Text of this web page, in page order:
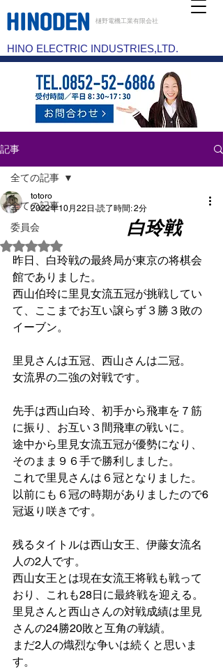
樋野電機工業有限会社
HINO ELECTRIC INDUSTRIES,LTD.
記事
全ての記事
委員会
全ての記事
白玲戦
totoro
2022年10月22日 読了時間: 2分
5つ星のうちNaNと評価されています。
昨日、白玲戦の最終局が東京の将棋会
館でありました。
西山伯玲に里見女流五冠が挑戦してい
て、ここまでお互い譲らず３勝３敗の
イーブン。
里見さんは五冠、西山さんは二冠。
女流界の二強の対戦です。
先手は西山白玲、初手から飛車を７筋
に振り、お互い３間飛車の戦いに。
途中から里見女流五冠が優勢になり、
そのまま９６手で勝利しました。
これで里見さんは６冠となりました。
以前にも６冠の時期がありましたので6
冠返り咲きです。
残るタイトルは西山女王、伊藤女流名
人の2人です。
西山女王とは現在女流王将戦も戦って
おり、これも28日に最終戦を迎える。
里見さんと西山さんの対戦成績は里見
さんの24勝20敗と互角の戦績。
まだ2人の熾烈な争いは続くと思いま
す。